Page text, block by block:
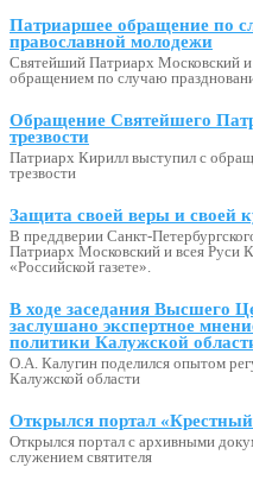
Патриаршее обращение по
православной молодежи
Святейший Патриарх Московский
обращением по случаю
Обращение Святейшего
трезвости
Патриарх Кирилл выступил с
трезвости
Защита своей веры и своей
В преддверии Санкт-
Патриарх Московский и всея Руси
«Российской газете».
В ходе заседания Высшего
заслушано экспертное
политики Калужской
О.А. Калугин поделился опытом
Калужской области
Открылся портал
Открылся портал с архивными
служением святителя